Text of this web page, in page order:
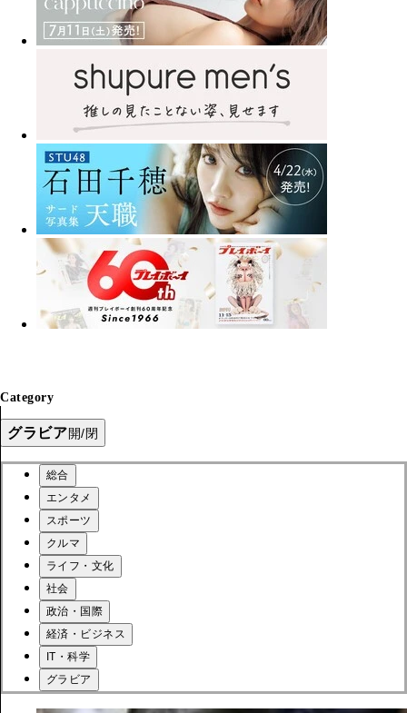
Category
グラビア開/閉
総合
エンタメ
スポーツ
クルマ
ライフ・文化
社会
政治・国際
経済・ビジネス
IT・科学
グラビア